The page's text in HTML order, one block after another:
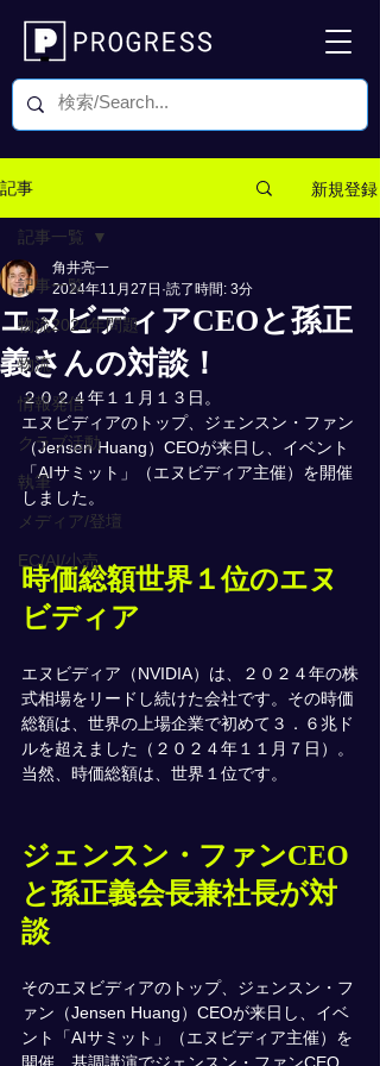
記事 新規登録
記事一覧
物流2024年問題
物流
情報発信
クラブ活動
執筆
メディア/登壇
EC/AI/小売
記事一覧
エヌビディアCEOと孫正
義さんの対談！
角井亮一
2024年11月27日 読了時間: 3分
２０２４年１１月１３日。
エヌビディアのトップ、ジェンスン・ファン
（Jensen Huang）CEOが来日し、イベント
「AIサミット」（エヌビディア主催）を開催
しました。
時価総額世界１位のエヌ
ビディア
エヌビディア（NVIDIA）は、２０２４年の株
式相場をリードし続けた会社です。その時価
総額は、世界の上場企業で初めて３．６兆ド
ルを超えました（２０２４年１１月７日）。
当然、時価総額は、世界１位です。
ジェンスン・ファンCEO
と孫正義会長兼社長が対
談
そのエヌビディアのトップ、ジェンスン・フ
ァン（Jensen Huang）CEOが来日し、イベ
ント「AIサミット」（エヌビディア主催）を